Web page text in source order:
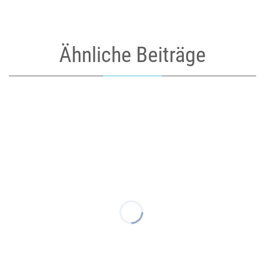
Ähnliche Beiträge